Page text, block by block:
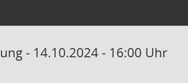
- 14.10.2024 - 16:00 Uhr